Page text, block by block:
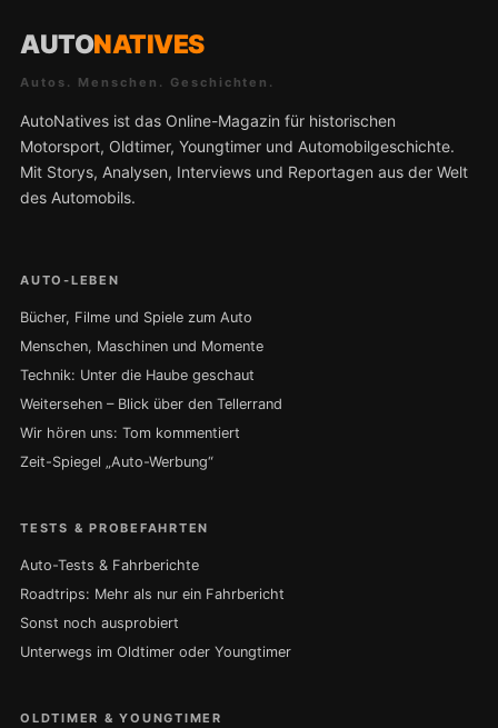
AUTONATIVES
Autos. Menschen. Geschichten.
AutoNatives ist das Online-Magazin für historischen
Motorsport, Oldtimer, Youngtimer und Automobilgeschichte.
Mit Storys, Analysen, Interviews und Reportagen aus der Welt
des Automobils.
AUTO-LEBEN
Bücher, Filme und Spiele zum Auto
Menschen, Maschinen und Momente
Technik: Unter die Haube geschaut
Weitersehen – Blick über den Tellerrand
Wir hören uns: Tom kommentiert
Zeit-Spiegel „Auto-Werbung“
TESTS & PROBEFAHRTEN
Auto-Tests & Fahrberichte
Roadtrips: Mehr als nur ein Fahrbericht
Sonst noch ausprobiert
Unterwegs im Oldtimer oder Youngtimer
OLDTIMER & YOUNGTIMER